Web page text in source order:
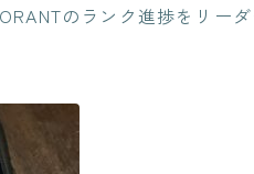
のランク進捗をリー